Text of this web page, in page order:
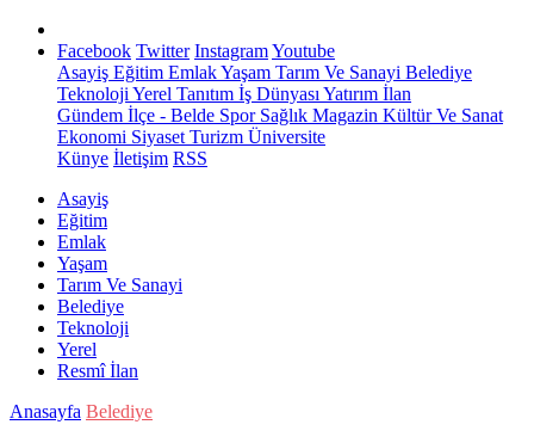
Facebook Twitter InstagramYoutube
Asayiş Eğitim EmlakYaşam Tarım Ve Sanayi Belediye
Teknoloji Yerel Tanıtım İş Dünyası Yatırım İlan
Gündem İlçe - Belde SporSağlık Magazin Kültür Ve Sanat
Ekonomi Siyaset Turizm Üniversite
Künye İletişim RSS
Asayiş
Eğitim
Emlak
Yaşam
Tarım Ve Sanayi
Belediye
Teknoloji
Yerel
Resmî İlan
Anasayfa Belediye